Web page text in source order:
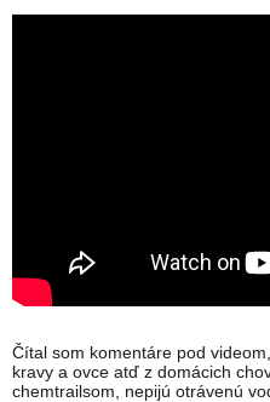
Čítal som komentáre pod
kravy a ovce atď z domácich
chemtrailsom, nepijú otrávenú